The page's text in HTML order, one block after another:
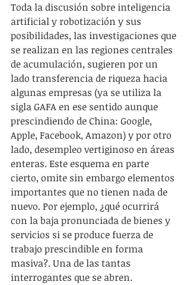
Toda la discusión sobre inteligencia
artificial y robotización y sus
posibilidades, las investigaciones que
se realizan en las regiones centrales
de acumulación, sugieren por un
lado transferencia de riqueza hacia
algunas empresas (ya se utiliza la
sigla GAFA en ese sentido aunque
prescindiendo de China: Google,
Apple, Facebook, Amazon) y por otro
lado, desempleo vertiginoso en áreas
enteras. Este esquema en parte
cierto, omite sin embargo elementos
importantes que no tienen nada de
nuevo. Por ejemplo, ¿qué ocurrirá
con la baja pronunciada de bienes y
servicios si se produce fuerza de
trabajo prescindible en forma
masiva?. Una de las tantas
interrogantes que se abren.